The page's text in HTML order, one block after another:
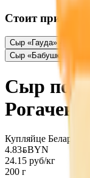
Стоит
Сыр «Гауда» 45%
Сыр «Бабушкина
Сыр
Рогачевъ
Купляйце Беларускае
4.83BYNBYN
24.15 руб/кг
200 г